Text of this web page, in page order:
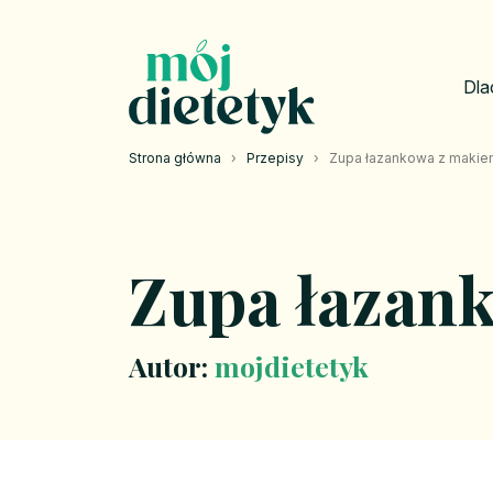
Strona główna › Przepisy › Zupa łazankowa z
Zupa
Autor: mojdietetyk